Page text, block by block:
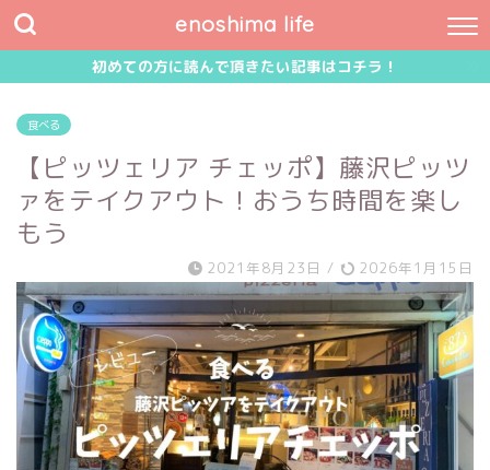
enoshima life
初めての方に読んで頂きたい記事はコチラ！
食べる
【ピッツェリア チェッポ】藤沢ピッツ
ァをテイクアウト！おうち時間を楽し
もう
2021年8月23日 / 2026年1月15日